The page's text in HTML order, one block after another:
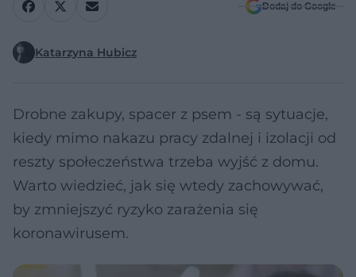
Dodaj do Google
Katarzyna Hubicz
Drobne zakupy, spacer z psem - są sytuacje,
kiedy mimo nakazu pracy zdalnej i izolacji od
reszty społeczeństwa trzeba wyjść z domu.
Warto wiedzieć, jak się wtedy zachowywać,
by zmniejszyć ryzyko zarażenia się
koronawirusem.